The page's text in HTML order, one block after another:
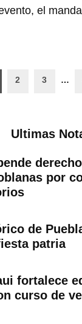
el
2 3 …
Ultimas
por
de
patria
fortalece
curso de